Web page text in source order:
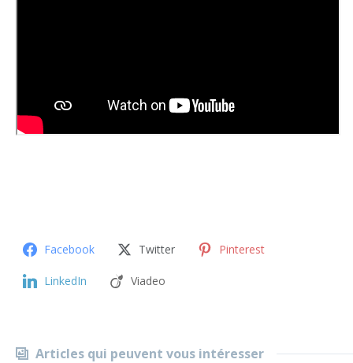
Facebook Twitter Pinterest
LinkedIn Viadeo
Articles qui peuvent vous intéresser